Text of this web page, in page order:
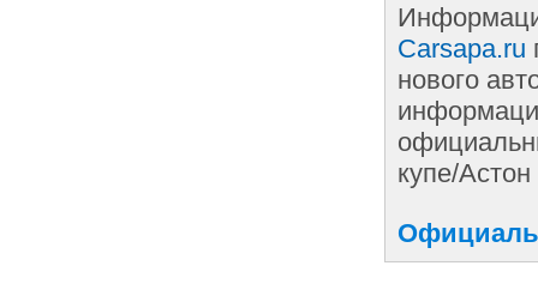
Carsapa.ru
нового
купе/